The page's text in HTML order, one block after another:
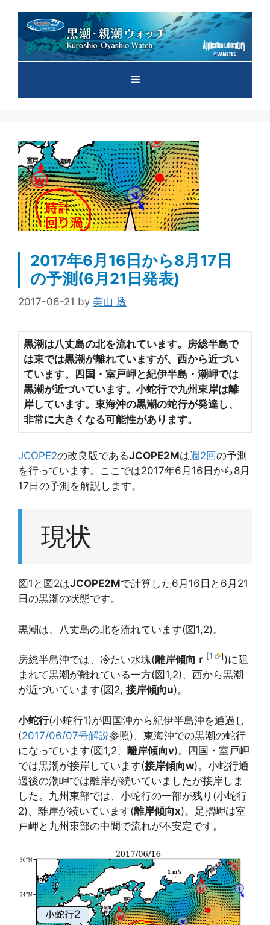
メ
ュ
ー
2017年6月16日から8月17日
の予測(6月21日発表)
2017-06-21 by 美山 透
黒潮は八丈島の北を流れています。房総半島で
は東では黒潮が離れていますが、西から近づい
ています。四国・室戸岬と紀伊半島・潮岬では
黒潮が近づいています。小蛇行で九州東岸は離
岸しています。東海沖の黒潮の蛇行が発達し、
非常に大きくなる可能性があります。
JCOPE2の改良版であるJCOPE2Mは週2回の予測
を行っています。ここでは2017年6月16日から8月
17日の予測を解説します。
現状
図1と図2はJCOPE2Mで計算した6月16日と6月21
日の黒潮の状態です。
黒潮は、八丈島の北を流れています(図1,2)。
房総半島沖では、冷たい水塊(離岸傾向 ｒ [1 ] )に阻
まれて黒潮が離れている一方(図1,2)、西から黒潮
が近づいています(図2, 接岸傾向u)。
小蛇行(小蛇行1)が四国沖から紀伊半島沖を通過し
(2017/06/07号解説参照)、東海沖での黒潮の蛇行
になっています(図1,2、 離岸傾向v)。四国・室戸岬
では黒潮が接岸しています(接岸傾向w)。小蛇行通
過後の潮岬では離岸が続いていましたが接岸しま
した。九州東部では、小蛇行の一部が残り(小蛇行
2)、離岸が続いています(離岸傾向x)。足摺岬は室
戸岬と九州東部の中間で流れが不安定です。